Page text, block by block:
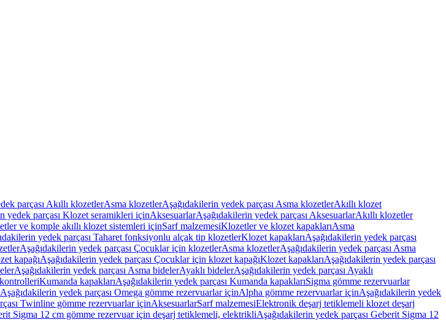
parçası Akıllı klozetlerAsma klozetlerAşağıdakilerin yedek parçası Asma klozetlerAkıllı klozet
yedek parçası Klozet seramikleri içinAksesuarlarAşağıdakilerin yedek parçası AksesuarlarAkıllı klozetler
ve komple akıllı klozet sistemleri içinSarf malzemesiKlozetler ve klozet kapaklarıAsma
yedek parçası Taharet fonksiyonlu alçak tip klozetlerKlozet kapaklarıAşağıdakilerin yedek parçası
Aşağıdakilerin yedek parçası Çocuklar için klozetlerAsma klozetlerAşağıdakilerin yedek parçası Asma
kapağıAşağıdakilerin yedek parçası Çocuklar için klozet kapağıKlozet kapaklarıAşağıdakilerin yedek parçası
Aşağıdakilerin yedek parçası Asma bidelerAyaklı bidelerAşağıdakilerin yedek parçası Ayaklı
Kumanda kapaklarıAşağıdakilerin yedek parçası Kumanda kapaklarıSigma gömme rezervuarlar
Aşağıdakilerin yedek parçası Omega gömme rezervuarlar içinAlpha gömme rezervuarlar içinAşağıdakilerin yedek
Twinline gömme rezervuarlar içinAksesuarlarSarf malzemesiElektronik deşarj tetiklemeli klozet deşarj
Sigma 12 cm gömme rezervuar için deşarj tetiklemeli, elektrikliAşağıdakilerin yedek parçası Geberit Sigma 12